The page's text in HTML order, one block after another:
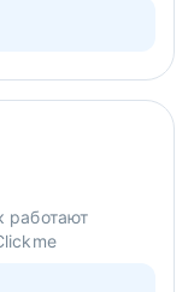
работают